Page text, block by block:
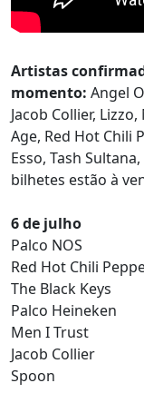
Artistas
momento: Angel
Jacob Collier,
Age, Red Hot Chili
Esso, Tash
bilhetes estão à
6 de julho
Palco NOS
Red Hot Chili
The Black Keys
Palco Heineken
Men I Trust
Jacob Collier
Spoon